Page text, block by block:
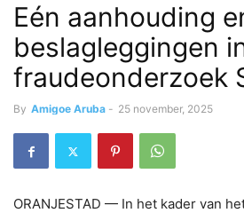
Eén aanhouding
beslagleggingen
fraudeonderzoek
By Amigoe Aruba - 25 november, 2025
ORANJESTAD — In het kader van